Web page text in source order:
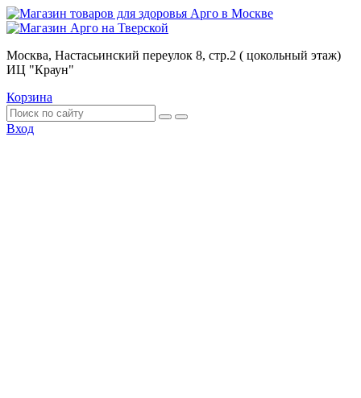
Москва, Настасьинский переулок 8, стр.2 ( цокольный этаж)
ИЦ "Краун"
Корзина
Вход